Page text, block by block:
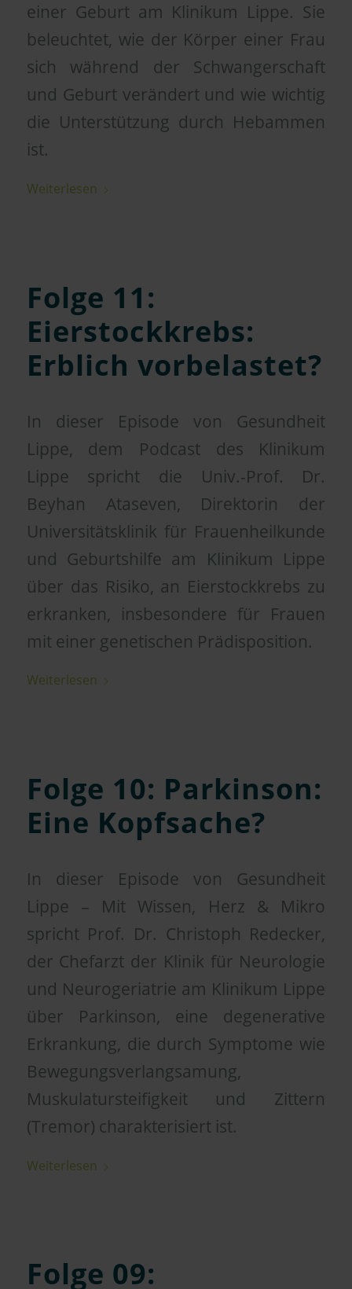
einer Geburt am Klinikum Lippe. Sie
beleuchtet, wie der Körper einer Frau
sich während der Schwangerschaft
und Geburt verändert und wie wichtig
die Unterstützung durch Hebammen
ist.
Weiterlesen
Folge 11:
Eierstockkrebs:
Erblich vorbelastet?
In dieser Episode von Gesundheit
Lippe, dem Podcast des Klinikum
Lippe spricht die Univ.-Prof. Dr.
Beyhan Ataseven, Direktorin der
Universitätsklinik für Frauenheilkunde
und Geburtshilfe am Klinikum Lippe
über das Risiko, an Eierstockkrebs zu
erkranken, insbesondere für Frauen
mit einer genetischen Prädisposition.
Weiterlesen
Folge 10: Parkinson:
Eine Kopfsache?
In dieser Episode von Gesundheit
Lippe – Mit Wissen, Herz & Mikro
spricht Prof. Dr. Christoph Redecker,
der Chefarzt der Klinik für Neurologie
und Neurogeriatrie am Klinikum Lippe
über Parkinson, eine degenerative
Erkrankung, die durch Symptome wie
Bewegungsverlangsamung,
Muskulatursteifigkeit und Zittern
(Tremor) charakterisiert ist.
Weiterlesen
Folge 09: